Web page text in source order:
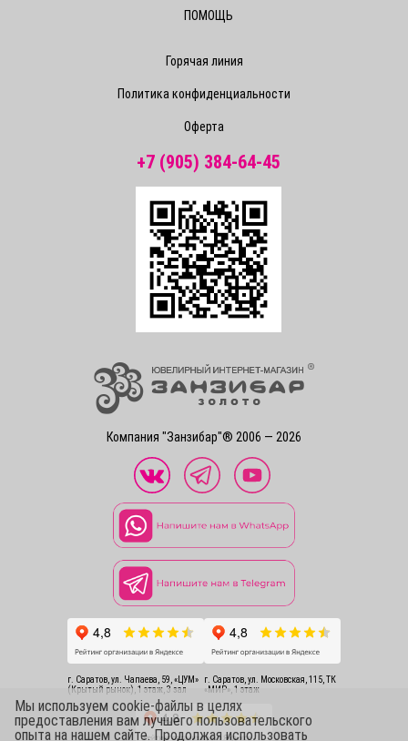
Компания "Занзибар"® 2006 — 2026
ПОМОЩЬ
Горячая линия
Политика конфиденциальности
Оферта
+7 (905) 384-64-45
г. Саратов, ул. Чапаева, 59, «ЦУМ»
(Крытый рынок), 1 этаж, 3 зал
г. Саратов, ул. Московская, 115, ТК
«МИР», 1 этаж
Мы используем cookie-файлы в целях
предоставления вам лучшего пользовательского
опыта на нашем сайте. Продолжая использовать